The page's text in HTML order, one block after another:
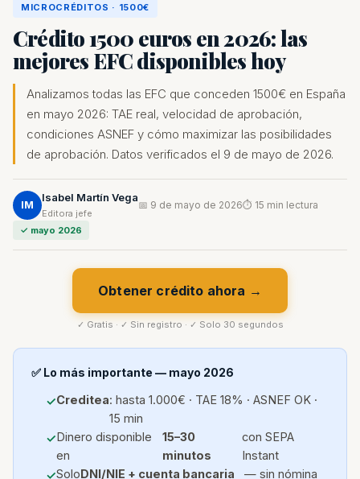
MICROCRÉDITOS · 1500€
Crédito 1500 euros en 2026: las
mejores EFC disponibles hoy
Analizamos todas las EFC que conceden 1500€ en España
en mayo 2026: TAE real, velocidad de aprobación,
condiciones ASNEF y cómo maximizar las posibilidades
de aprobación. Datos verificados el 9 de mayo de 2026.
IM
Isabel Martín Vega
Editora jefe
📅 9 de mayo de 2026⏱ 15 min lectura
✓ mayo 2026
Obtener crédito ahora →
✓ Gratis · ✓ Sin registro · ✓ Solo 30 segundos
✅ Lo más importante — mayo 2026
Creditea: hasta 1.000€ · TAE 18% · ASNEF OK ·
15 min
Dinero disponible
en
15–30
minutos
con SEPA
Instant
SoloDNI/NIE + cuenta bancaria
— sin nómina